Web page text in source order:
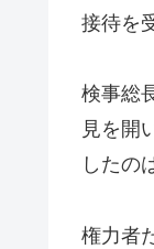
接待を
検事総
見を開
したの
権力者